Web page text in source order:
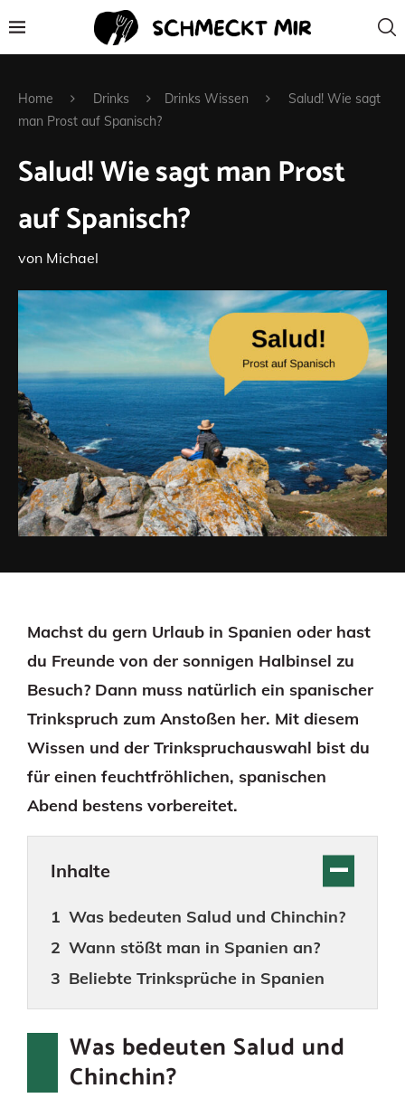
Home Drinks Drinks Wissen
Salud! Wie sagt
man Prost auf Spanisch?
Salud! Wie sagt man Prost
auf Spanisch?
von Michael
Machst du gern Urlaub in Spanien oder hast
du Freunde von der sonnigen Halbinsel zu
Besuch? Dann muss natürlich ein spanischer
Trinkspruch zum Anstoßen her. Mit diesem
Wissen und der Trinkspruchauswahl bist du
für einen feuchtfröhlichen, spanischen
Abend bestens vorbereitet.
Inhalte
Was bedeuten Salud und Chinchin?
Wann stößt man in Spanien an?
Beliebte Trinksprüche in Spanien
Was bedeuten Salud und
Chinchin?